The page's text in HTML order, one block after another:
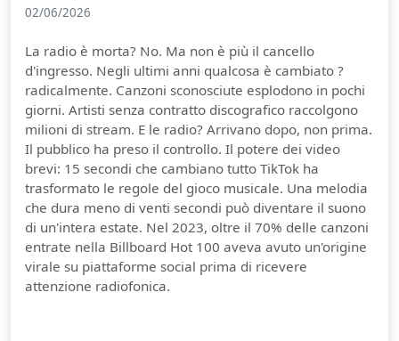
02/06/2026
La radio è morta? No. Ma non è più il cancello
d'ingresso. Negli ultimi anni qualcosa è cambiato ?
radicalmente. Canzoni sconosciute esplodono in pochi
giorni. Artisti senza contratto discografico raccolgono
milioni di stream. E le radio? Arrivano dopo, non prima.
Il pubblico ha preso il controllo. Il potere dei video
brevi: 15 secondi che cambiano tutto TikTok ha
trasformato le regole del gioco musicale. Una melodia
che dura meno di venti secondi può diventare il suono
di un'intera estate. Nel 2023, oltre il 70% delle canzoni
entrate nella Billboard Hot 100 aveva avuto un'origine
virale su piattaforme social prima di ricevere
attenzione radiofonica.